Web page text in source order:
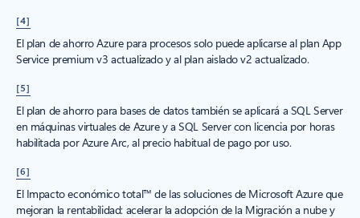
[4]
El plan de ahorro Azure para procesos solo puede aplicarse al plan App
Service premium v3 actualizado y al plan aislado v2 actualizado.
[5]
El plan de ahorro para bases de datos también se aplicará a SQL Server
en máquinas virtuales de Azure y a SQL Server con licencia por horas
habilitada por Azure Arc, al precio habitual de pago por uso.
[6]
El Impacto económico total™ de las soluciones de Microsoft Azure que
mejoran la rentabilidad: acelerar la adopción de la Migración a nube y